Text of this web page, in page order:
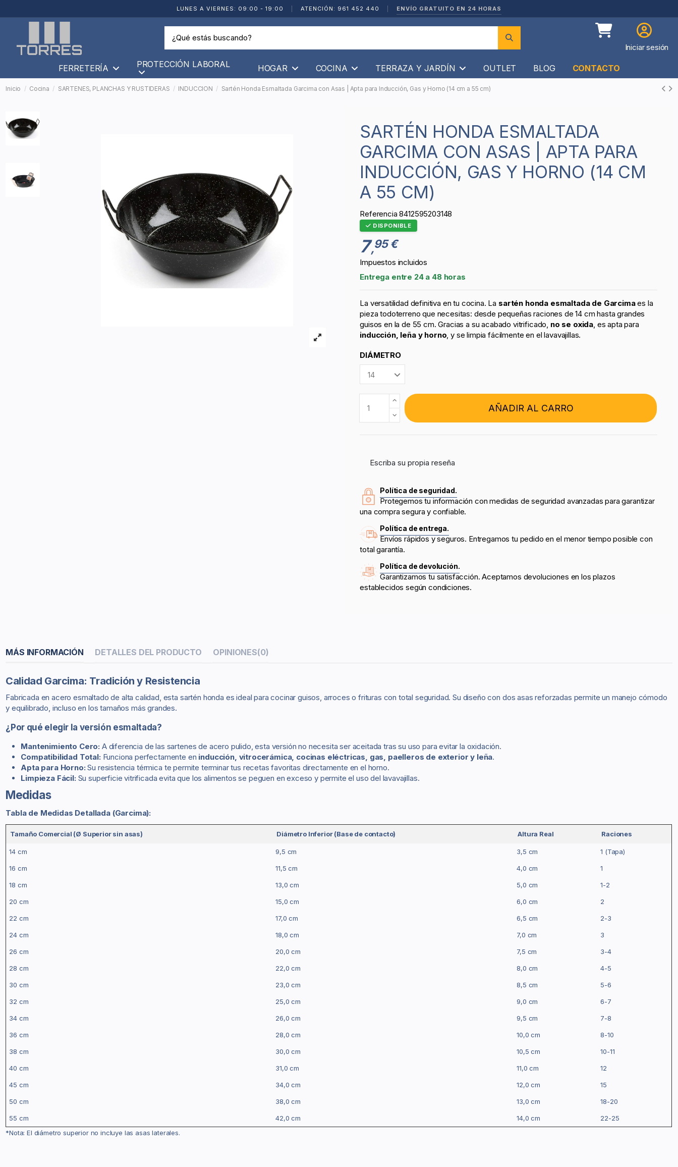
LUNES A VIERNES: 09:00 - 19:00 ATENCIÓN: 961 452 440 ENVÍO GRATUITO EN 24 HORAS
Iniciar sesión
FERRETERÍA PROTECCIÓN LABORAL HOGAR COCINA TERRAZA Y JARDÍN OUTLET BLOG CONTACTO
Inicio Cocina SARTENES, PLANCHAS Y RUSTIDERAS INDUCCION Sartén Honda Esmaltada Garcima con Asas | Apta para Inducción, Gas y Horno (14 cm a 55 cm)
SARTÉN HONDA ESMALTADA
GARCIMA CON ASAS | APTA PARA
INDUCCIÓN, GAS Y HORNO (14 CM
A 55 CM)
Referencia 8412595203148
DISPONIBLE
7,95 €
Impuestos incluidos
Entrega entre 24 a 48 horas
La versatilidad definitiva en tu cocina. La sartén honda esmaltada de Garcimaes la
pieza todoterreno que necesitas: desde pequeñas raciones de 14 cm hasta grandes
guisos en la de 55 cm. Gracias a su acabado vitrificado, no se oxida , es apta para
inducción, leña y horno , y se limpia fácilmente en el lavavajillas.
DIÁMETRO
AÑADIR AL CARRO
Escriba su propia reseña
Política de seguridad.
Protegemos tu información con medidas de seguridad avanzadas para garantizar
una compra segura y confiable.
Política de entrega.
Envíos rápidos y seguros. Entregamos tu pedido en el menor tiempo posible con
total garantía.
Política de devolución.
Garantizamos tu satisfacción. Aceptamos devoluciones en los plazos
establecidos según condiciones.
MÁS INFORMACIÓN DETALLES DEL PRODUCTO OPINIONES(0)
Calidad Garcima: Tradición y Resistencia
Fabricada en acero esmaltado de alta calidad, esta sartén honda es ideal para cocinar guisos, arroces o frituras con total seguridad. Su diseño con dos asas reforzadas permite un manejo cómodo
y equilibrado, incluso en los tamaños más grandes.
¿Por qué elegir la versión esmaltada?
Mantenimiento Cero: A diferencia de las sartenes de acero pulido, esta versión no necesita ser aceitada tras su uso para evitar la oxidación.
Compatibilidad Total: Funciona perfectamente en inducción, vitrocerámica, cocinas eléctricas, gas, paelleros de exterior y leña.
Apta para Horno: Su resistencia térmica te permite terminar tus recetas favoritas directamente en el horno.
Limpieza Fácil: Su superficie vitrificada evita que los alimentos se peguen en exceso y permite el uso del lavavajillas.
Medidas
Tabla de Medidas Detallada (Garcima):
Tamaño Comercial (Ø Superior sin asas) Diámetro Inferior (Base de contacto) Altura Real Raciones
14 cm 9,5 cm 3,5 cm 1 (Tapa)
16 cm 11,5 cm 4,0 cm 1
18 cm 13,0 cm 5,0 cm 1-2
20 cm 15,0 cm 6,0 cm 2
22 cm 17,0 cm 6,5 cm 2-3
24 cm 18,0 cm 7,0 cm 3
26 cm 20,0 cm 7,5 cm 3-4
28 cm 22,0 cm 8,0 cm 4-5
30 cm 23,0 cm 8,5 cm 5-6
32 cm 25,0 cm 9,0 cm 6-7
34 cm 26,0 cm 9,5 cm 7-8
36 cm 28,0 cm 10,0 cm 8-10
38 cm 30,0 cm 10,5 cm 10-11
40 cm 31,0 cm 11,0 cm 12
45 cm 34,0 cm 12,0 cm 15
50 cm 38,0 cm 13,0 cm 18-20
55 cm 42,0 cm 14,0 cm
22-25
*Nota: El diámetro superior no incluye las asas laterales.